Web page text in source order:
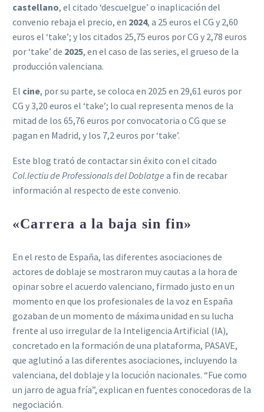
castellano, el citado ‘descuelgue’ o inaplicación del
convenio rebaja el precio, en 2024, a 25 euros el CG y 2,60
euros el ‘take’; y los citados 25,75 euros por CG y 2,78 euros
por ‘take’ de 2025, en el caso de las series, el grueso de la
producción valenciana.
El cine, por su parte, se coloca en 2025 en 29,61 euros por
CG y 3,20 euros el ‘take’; lo cual representa menos de la
mitad de los 65,76 euros por convocatoria o CG que se
pagan en Madrid, y los 7,2 euros por ‘take’.
Este blog trató de contactar sin éxito con el citado
Col.lectiu de Professionals del Doblatge a fin de recabar
información al respecto de este convenio.
«Carrera a la baja sin fin»
En el resto de España, las diferentes asociaciones de
actores de doblaje se mostraron muy cautas a la hora de
opinar sobre el acuerdo valenciano, firmado justo en un
momento en que los profesionales de la voz en España
gozaban de un momento de máxima unidad en su lucha
frente al uso irregular de la Inteligencia Artificial (IA),
concretado en la formación de una plataforma, PASAVE,
que aglutinó a las diferentes asociaciones, incluyendo la
valenciana, del doblaje y la locución nacionales. “Fue como
un jarro de agua fría”, explican en fuentes conocedoras de la
negociación.